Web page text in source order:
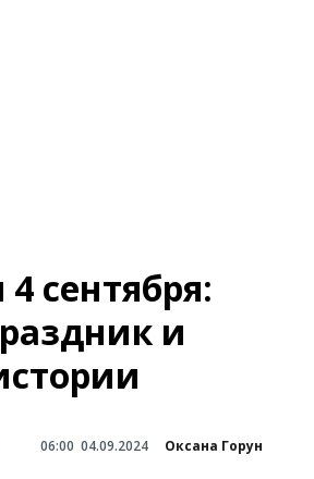
сентября:
и
06:00 04.09.2024 Оксана Горун